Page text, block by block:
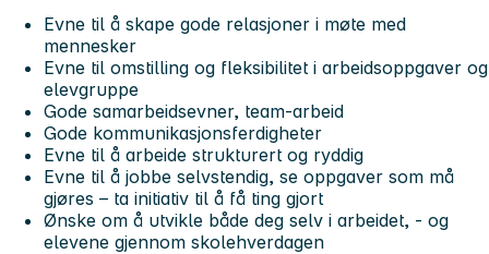
Evne til å skape gode relasjoner i møte med
mennesker
Evne til omstilling og fleksibilitet i arbeidsoppgaver og
elevgruppe
Gode samarbeidsevner, team-arbeid
Gode kommunikasjonsferdigheter
Evne til å arbeide strukturert og ryddig
Evne til å jobbe selvstendig, se oppgaver som må
gjøres – ta initiativ til å få ting gjort
Ønske om å utvikle både deg selv i arbeidet, - og
elevene gjennom skolehverdagen